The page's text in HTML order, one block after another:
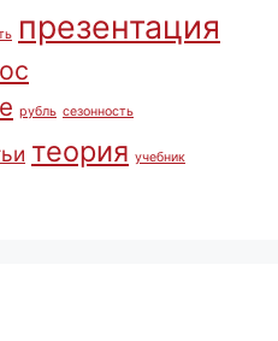
презентация
рубль сезонность
теория учебник